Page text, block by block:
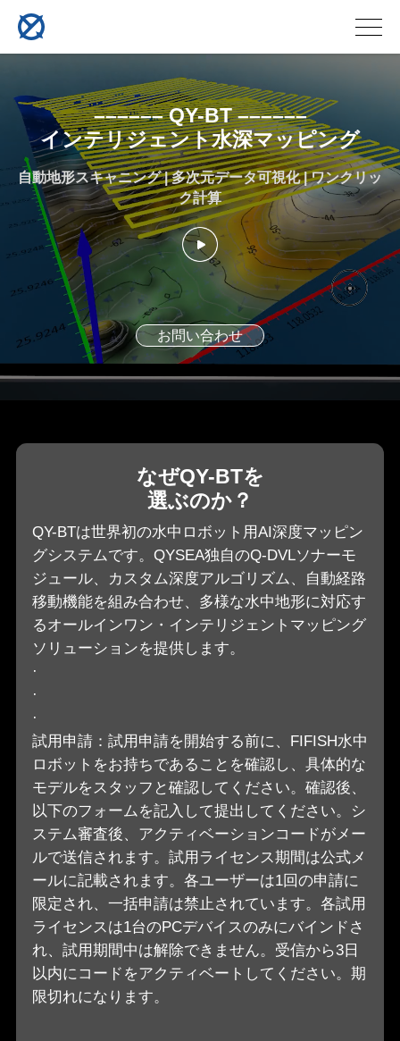
–––––– QY-BT ––––––
インテリジェント水深マッピング
自動地形スキャニング | 多次元データ可視化 | ワンクリッ
ク計算
お問い合わせ
なぜQY-BTを
選ぶのか？
QY-BTは世界初の水中ロボット用AI深度マッピン
グシステムです。QYSEA独自のQ-DVLソナーモ
ジュール、カスタム深度アルゴリズム、自動経路
移動機能を組み合わせ、多様な水中地形に対応す
るオールインワン・インテリジェントマッピング
ソリューションを提供します。
·
·
·
試用申請：試用申請を開始する前に、FIFISH水中
ロボットをお持ちであることを確認し、具体的な
モデルをスタッフと確認してください。確認後、
以下のフォームを記入して提出してください。シ
ステム審査後、アクティベーションコードがメー
ルで送信されます。試用ライセンス期間は公式メ
ールに記載されます。各ユーザーは1回の申請に
限定され、一括申請は禁止されています。各試用
ライセンスは1台のPCデバイスのみにバインドさ
れ、試用期間中は解除できません。受信から3日
以内にコードをアクティベートしてください。期
限切れになります。